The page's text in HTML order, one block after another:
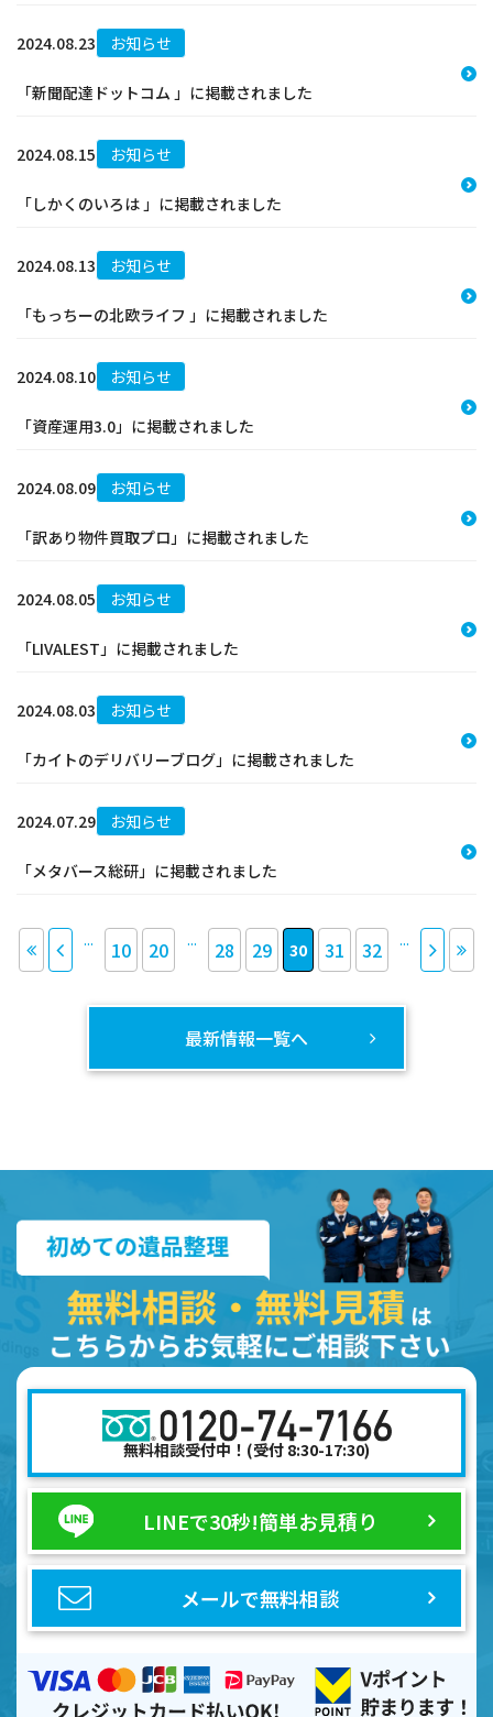
2024.08.23 お知らせ
「新聞配達ドットコム 」に掲載されました
2024.08.15 お知らせ
「しかくのいろは 」に掲載されました
2024.08.13 お知らせ
「もっちーの北欧ライフ 」に掲載されました
2024.08.10 お知らせ
「資産運用3.0」に掲載されました
2024.08.09 お知らせ
「訳あり物件買取プロ」に掲載されました
2024.08.05 お知らせ
「LIVALEST」に掲載されました
2024.08.03 お知らせ
「カイトのデリバリーブログ」に掲載されました
2024.07.29 お知らせ
「メタバース総研」に掲載されました
... 10 20 ... 28 29 30 31 32 ...
最新情報一覧へ
無料相談受付中！(受付 8:30-17:30)
LINEで30秒!簡単お見積り
メールで無料相談